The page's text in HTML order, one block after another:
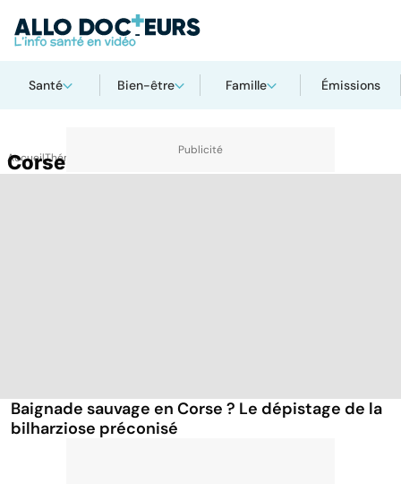
Santé Bien-être Famille Émissions
AccueilThématiques
Corse du Sud
Baignade sauvage en Corse ? Le dépistage de la
bilharziose préconisé